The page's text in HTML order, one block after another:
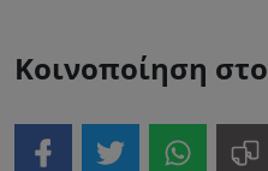
Κοινοποίηση στο